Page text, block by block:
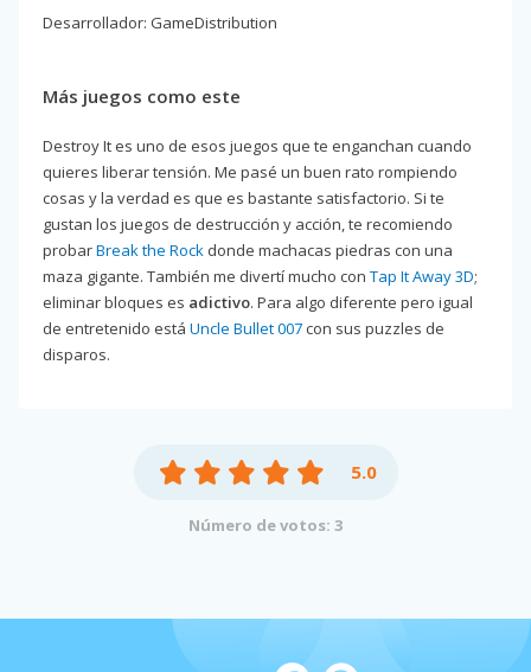
Desarrollador: GameDistribution
Más juegos como este
Destroy It es uno de esos juegos que te enganchan cuando
quieres liberar tensión. Me pasé un buen rato rompiendo
cosas y la verdad es que es bastante satisfactorio. Si te
gustan los juegos de destrucción y acción, te recomiendo
probarBreak the Rock donde machacas piedras con una
maza gigante. También me divertí mucho con Tap It Away 3D;
eliminar bloques es adictivo. Para algo diferente pero igual
de entretenido está Uncle Bullet 007 con sus puzzles de
disparos.
5.0
Número de votos: 3